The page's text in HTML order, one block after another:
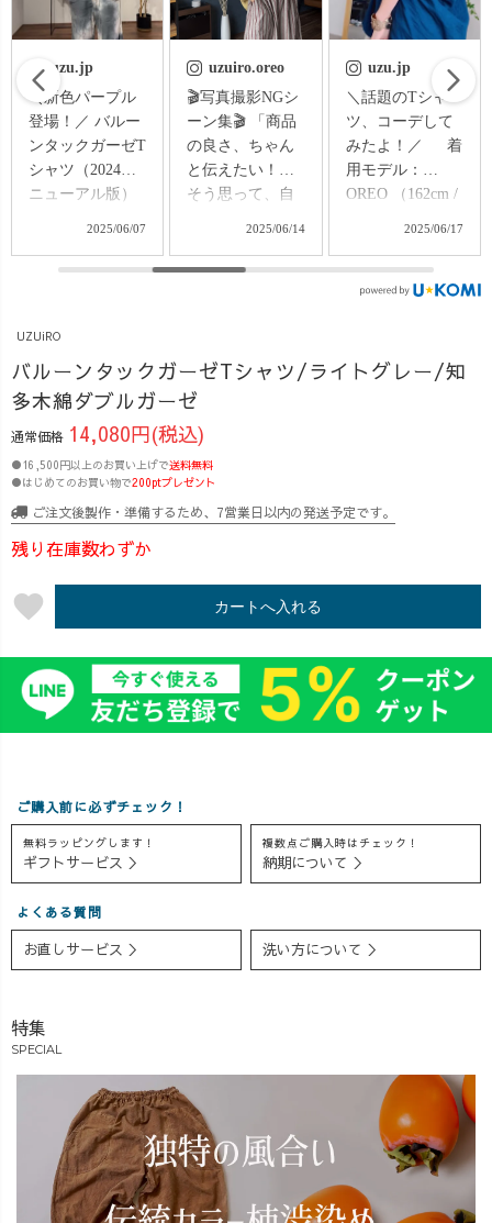
uzuiro.oreo
🎬写真撮影NGシ
ーン集🎬 「商品
の良さ、ちゃん
と伝えたい！」
そう思って、自
連写の中には、
ってまして🤣 せ
っかくだから、
お披露目しとき
ます♡笑ってや
って〜😂 着
用しているの
は、今季リニュ
ーアルした バル
ゼTシャツ！
ふんわりシルエ
ットが可愛いサ
ーキュラースカ
ートと合わせた
ら、 思わず「こ
れ、上下セット
要あるかな？ご
意見お待ちして
ます🫣♡
#UZUiRO #ngシ
側 #ガーゼ #アラ
サーママコーデ
2025/06/14
uzu.jp
＼話題のTシャ
ツ、コーデして
みたよ！／ 着
用モデル：
OREO （162cm /
UZUiROのブラ
コーデをお届け
💡
_______________
___________ 蒸
しばむ季節に、
とにかくガーゼ
が気持ち良い！
ツ 2024年夏の大
人気アイテムが
着心地＆シルエ
ットを見直して
復活✨ ✔️ 気にな
る体型をふんわ
りカバー ✔️ 通気
愛い”を叶えるT
OREOが遊び心
カラー💜／も着
てみたよ！ 🌿
で教えてね✍️ 皆
さんの声で、リ
ベンジパープル
染めるかも？🤭
#UZUiRO #骨
2025/06/17
uzu.jp
🎙️ おかえり
UZUiROラジオ
vol.4 ＼「抹茶っ
て、飲むだけじ
ゃないんです
地元・西尾産の
抹茶で服を染め
産地・西尾🍵 あ
に👀✨ 今回の
やって染料にな
な色になる
の？」 そんな素
朴な疑問から、
UZUiROならで
はの "地域×服づ
いたものから、
こんな風に服が
生まれるって、
のこと、服づく
りのこと、ゆ
中！ DMでのご
質問や商品チェ
ックもお気軽に
どうぞ☺️
#UZUiRO #西尾
の抹茶 #草木染
2025/07/09
UZUiRO
バルーンタックガーゼTシャツ/ライトグレー/知
多木綿ダブルガーゼ
通常価格 14,080円(税込)
●16,500円以上のお買い上げで送料無料
●はじめてのお買い物で200ptプレゼント
ご注文後製作・準備するため、7営業日以内の発送予定です。
残り在庫数わずか
favorite カートへ入れる
ご購入前に必ずチェック！
無料ラッピングします！
ギフトサービス ＞
複数点ご購入時はチェック！
納期について ＞
よくある質問
お直しサービス ＞ 洗い方について ＞
特集
SPECIAL